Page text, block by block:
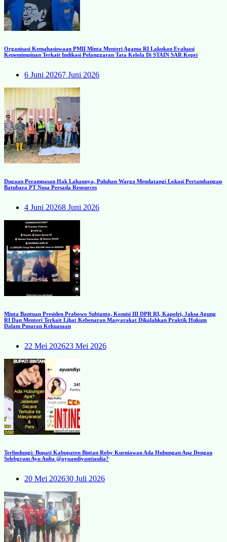
Organisasi Kemahasiswaan PMII Minta Menteri Agama RI Lakukan Evaluasi
Kepemimpinan Terkait Indikasi Pelanggaran Tata Kelola Di STAIN SAR Kepri
6 Juni 20267 Juni 2026
Dugaan Perampasan Hak Lahannya, Puluhan Warga Mendatangi Lokasi Pertambangan
Batubara PT Nusa Persada Resources
4 Juni 20268 Juni 2026
Minta Bantuan Presiden Prabowo Subianto, Komisi III DPR RI, Kapolri, Jaksa Agung
RI Dan Menteri Terkait Lihat Kebenaran Masyarakat Dikalahkan Praktik Hukum
Dalam Pusaran Kekuasaan
22 Mei 202623 Mei 2026
Terlindungi: Bupati Kabupaten Bintan Roby Kurniawan Ada Hubungan Apa Dengan
Selebgram Ayu Aulia @ayuandiyantiaulia?
20 Mei 202630 Juli 2026